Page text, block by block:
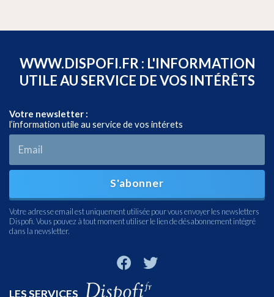
WWW.DISPOFI.FR : L'INFORMATION
UTILE AU SERVICE DE VOS INTÉRÊTS
Votre newsletter :
l’information utile au service de vos intérets
S'abonner
Votre adresse email est uniquement utilisée pour vous envoyer les newsletters
Dispofi. Vous pouvez à tout moment utiliser le lien de désabonnement intégré
dans la newsletter.
LES SERVICES